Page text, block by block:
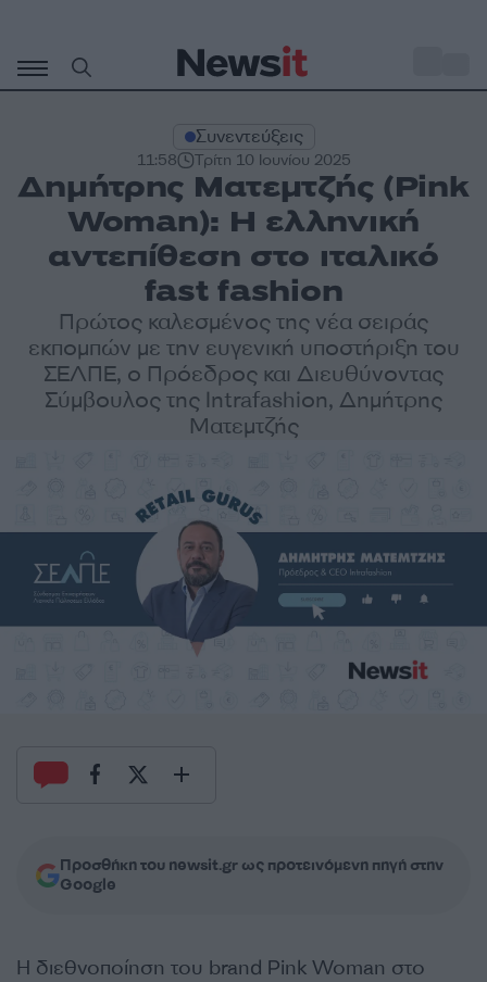
περιεχόμενο
Συνεντεύξεις
11:58 Τρίτη 10 Ιουνίου 2025
Δημήτρης Ματεμτζής (Pink
Woman): Η ελληνική
αντεπίθεση στο ιταλικό
fast fashion
Πρώτος καλεσμένος της νέα σειράς
εκπομπών με την ευγενική υποστήριξη του
ΣΕΛΠΕ, ο Πρόεδρος και Διευθύνοντας
Σύμβουλος της Intrafashion, Δημήτρης
Ματεμτζής
Προσθήκη του newsit.gr ως προτεινόμενη πηγή στην
Google
Η διεθνοποίηση του brand Pink Woman στο